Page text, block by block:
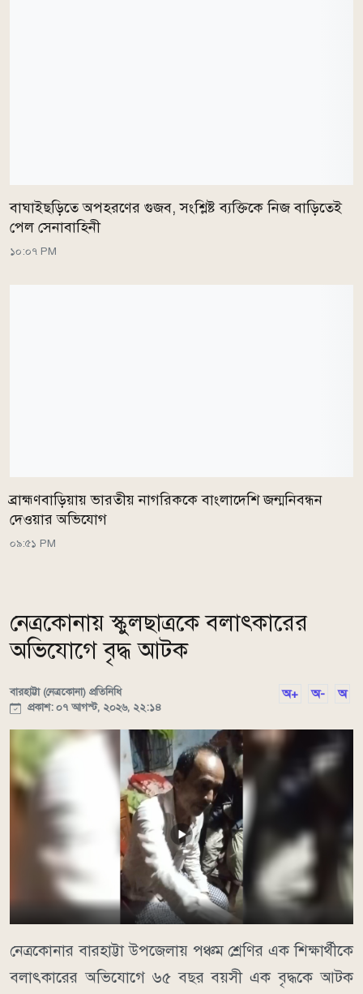
বাঘাইছড়িতে অপহরণের গুজব, সংশ্লিষ্ট ব্যক্তিকে নিজ বাড়িতেই
পেল সেনাবাহিনী
১০:০৭ PM
ব্রাহ্মণবাড়িয়ায় ভারতীয় নাগরিককে বাংলাদেশি জন্মনিবন্ধন
দেওয়ার অভিযোগ
০৯:৫১ PM
নেত্রকোনায় স্কুলছাত্রকে বলাৎকারের
অভিযোগে বৃদ্ধ আটক
বারহাট্টা (নেত্রকোনা) প্রতিনিধি
প্রকাশ: ০৭ আগস্ট, ২০২৬, ২২:১৪
অ+ অ- অ
নেত্রকোনার বারহাট্টা উপজেলায় পঞ্চম শ্রেণির এক শিক্ষার্থীকে
বলাৎকারের অভিযোগে ৬৫ বছর বয়সী এক বৃদ্ধকে আটক